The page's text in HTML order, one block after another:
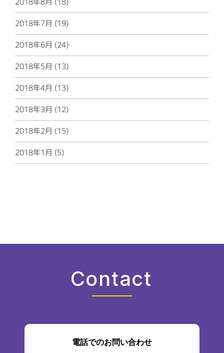
2018年7月 (19)
2018年6月 (24)
2018年5月 (13)
2018年4月 (13)
2018年3月 (12)
2018年2月 (15)
2018年1月 (5)
Contact
電話でのお問い合わせ